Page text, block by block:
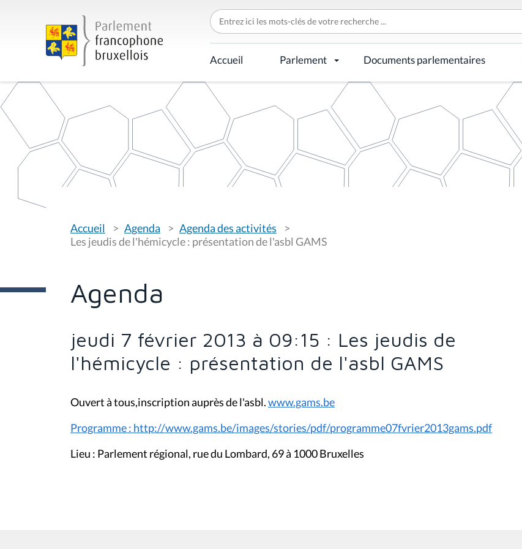
C
h
e
r
c
h
r
p
Accueil Parlement Documents parlementaires
o
u
i
:
Accueil Agenda
Agenda des activités
Les jeudis de l'hémicycle : présentation de l'asbl GAMS
Agenda
jeudi 7 février 2013 à 09:15 : Les jeudis de
l'hémicycle : présentation de l'asbl GAMS
Ouvert à tous,inscription auprès de l'asbl.www.gams.be
Programme : http://www.gams.be/images/stories/pdf/programme07fvrier2013gams.pdf
Lieu : Parlement régional, rue du Lombard, 69 à 1000 Bruxelles